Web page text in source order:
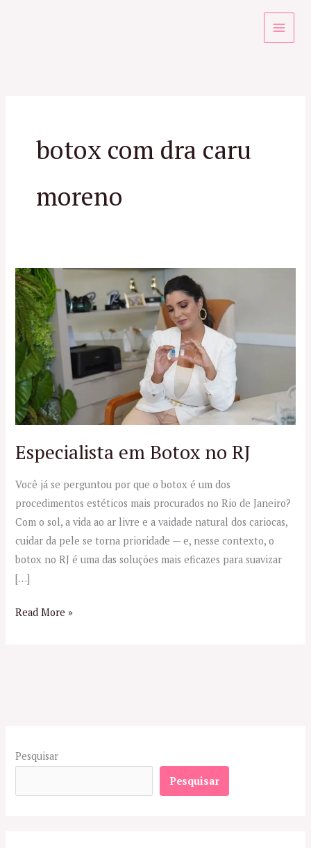
botox com dra caru
moreno
Especialista em Botox no RJ
Você já se perguntou por que o botox é um dos
procedimentos estéticos mais procurados no Rio de Janeiro?
Com o sol, a vida ao ar livre e a vaidade natural dos cariocas,
cuidar da pele se torna prioridade — e, nesse contexto, o
botox no RJ é uma das soluções mais eficazes para suavizar
[…]
Especialista
em
Botox
no
RJ
Read More »
Pesquisar
Pesquisar